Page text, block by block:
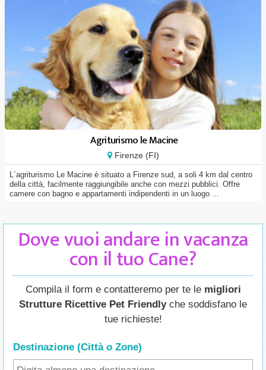
Agriturismo le Macine
Firenze (FI)
L´agriturismo Le Macine è situato a Firenze sud, a soli 4 km dal centro
della città, facilmente raggiungibile anche con mezzi pubblici. Offre
camere con bagno e appartamenti indipendenti in un luogo ...
Dove vuoi andare in vacanza
con il tuo Cane?
Compila il form e contatteremo per te le migliori
Strutture Ricettive Pet Friendlyche soddisfano le
tue richieste!
Destinazione (Città o Zone)